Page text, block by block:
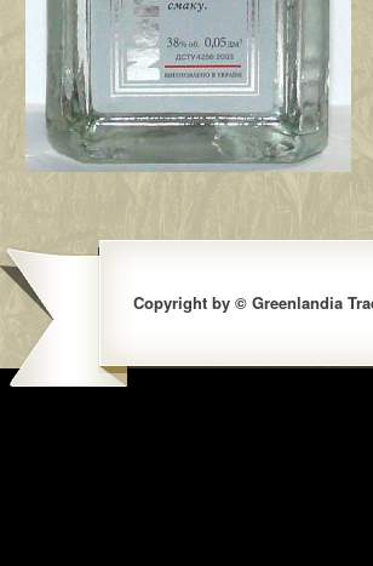
Copyright by © Greenlandia